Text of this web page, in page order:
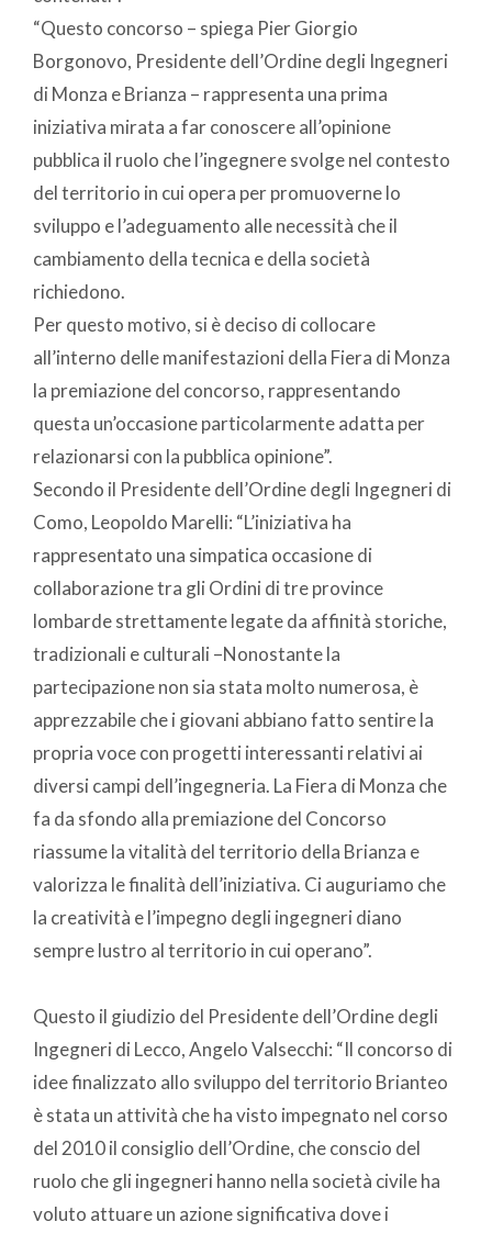
“Questo concorso – spiega Pier Giorgio
Borgonovo, Presidente dell’Ordine degli Ingegneri
di Monza e Brianza – rappresenta una prima
iniziativa mirata a far conoscere all’opinione
pubblica il ruolo che l’ingegnere svolge nel contesto
del territorio in cui opera per promuoverne lo
sviluppo e l’adeguamento alle necessità che il
cambiamento della tecnica e della società
richiedono.
Per questo motivo, si è deciso di collocare
all’interno delle manifestazioni della Fiera di Monza
la premiazione del concorso, rappresentando
questa un’occasione particolarmente adatta per
relazionarsi con la pubblica opinione”.
Secondo il Presidente dell’Ordine degli Ingegneri di
Como, Leopoldo Marelli: “L’iniziativa ha
rappresentato una simpatica occasione di
collaborazione tra gli Ordini di tre province
lombarde strettamente legate da affinità storiche,
tradizionali e culturali –Nonostante la
partecipazione non sia stata molto numerosa, è
apprezzabile che i giovani abbiano fatto sentire la
propria voce con progetti interessanti relativi ai
diversi campi dell’ingegneria. La Fiera di Monza che
fa da sfondo alla premiazione del Concorso
riassume la vitalità del territorio della Brianza e
valorizza le finalità dell’iniziativa. Ci auguriamo che
la creatività e l’impegno degli ingegneri diano
sempre lustro al territorio in cui operano”.
Questo il giudizio del Presidente dell’Ordine degli
Ingegneri di Lecco, Angelo Valsecchi: “Il concorso di
idee finalizzato allo sviluppo del territorio Brianteo
è stata un attività che ha visto impegnato nel corso
del 2010 il consiglio dell’Ordine, che conscio del
ruolo che gli ingegneri hanno nella società civile ha
voluto attuare un azione significativa dove i